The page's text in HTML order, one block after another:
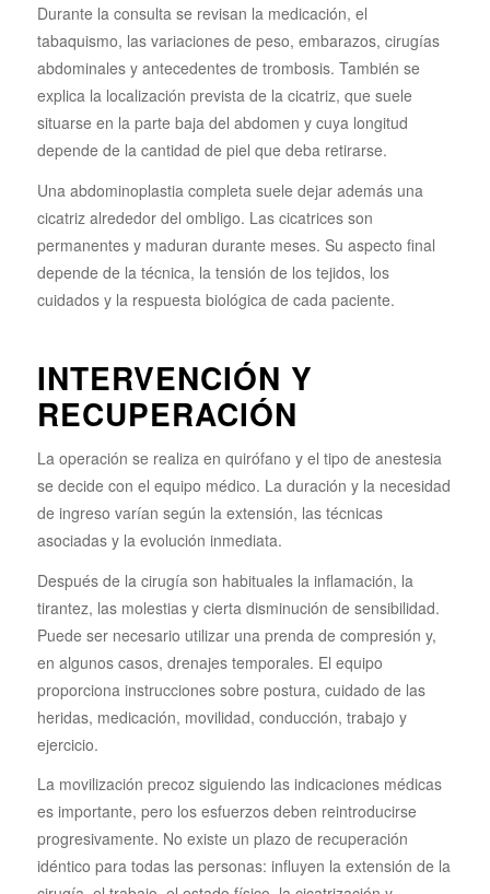
Durante la consulta se revisan la medicación, el
tabaquismo, las variaciones de peso, embarazos, cirugías
abdominales y antecedentes de trombosis. También se
explica la localización prevista de la cicatriz, que suele
situarse en la parte baja del abdomen y cuya longitud
depende de la cantidad de piel que deba retirarse.
Una abdominoplastia completa suele dejar además una
cicatriz alrededor del ombligo. Las cicatrices son
permanentes y maduran durante meses. Su aspecto final
depende de la técnica, la tensión de los tejidos, los
cuidados y la respuesta biológica de cada paciente.
INTERVENCIÓN Y
RECUPERACIÓN
La operación se realiza en quirófano y el tipo de anestesia
se decide con el equipo médico. La duración y la necesidad
de ingreso varían según la extensión, las técnicas
asociadas y la evolución inmediata.
Después de la cirugía son habituales la inflamación, la
tirantez, las molestias y cierta disminución de sensibilidad.
Puede ser necesario utilizar una prenda de compresión y,
en algunos casos, drenajes temporales. El equipo
proporciona instrucciones sobre postura, cuidado de las
heridas, medicación, movilidad, conducción, trabajo y
ejercicio.
La movilización precoz siguiendo las indicaciones médicas
es importante, pero los esfuerzos deben reintroducirse
progresivamente. No existe un plazo de recuperación
idéntico para todas las personas: influyen la extensión de la